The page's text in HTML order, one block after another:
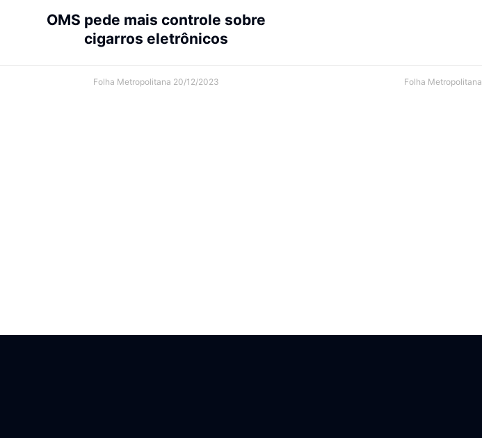
OMS pede mais controle sobre
cigarros eletrônicos
Folha Metropolitana 20/12/2023 Folha Metropolitana